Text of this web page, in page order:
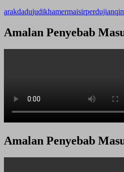
arakdadujudikhamermaisirperdujian
Amalan Penyebab
Amalan Penyebab